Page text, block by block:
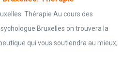
Thérapie Au cours des
Bruxelles on trouvera la
qui vous soutiendra au mieux,